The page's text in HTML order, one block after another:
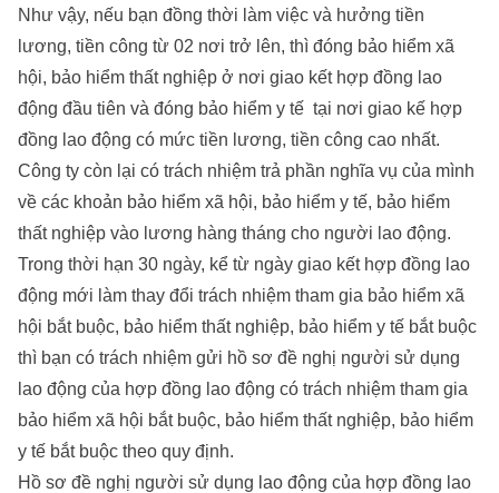
Như vậy, nếu bạn đồng thời làm việc và hưởng tiền
lương, tiền công từ 02 nơi trở lên, thì đóng bảo hiểm xã
hội, bảo hiểm thất nghiệp ở nơi giao kết hợp đồng lao
động đầu tiên và đóng bảo hiểm y tế tại nơi giao kế hợp
đồng lao động có mức tiền lương, tiền công cao nhất.
Công ty còn lại có trách nhiệm trả phần nghĩa vụ của mình
về các khoản bảo hiểm xã hội, bảo hiểm y tế, bảo hiểm
thất nghiệp vào lương hàng tháng cho người lao động.
Trong thời hạn 30 ngày, kể từ ngày giao kết hợp đồng lao
động mới làm thay đổi trách nhiệm tham gia bảo hiểm xã
hội bắt buộc, bảo hiểm thất nghiệp, bảo hiểm y tế bắt buộc
thì bạn có trách nhiệm gửi hồ sơ đề nghị người sử dụng
lao động của hợp đồng lao động có trách nhiệm tham gia
bảo hiểm xã hội bắt buộc, bảo hiểm thất nghiệp, bảo hiểm
y tế bắt buộc theo quy định.
Hồ sơ đề nghị người sử dụng lao động của hợp đồng lao